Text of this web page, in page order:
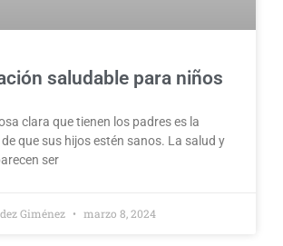
saludable para niños
clara que tienen los padres es la
que sus hijos estén sanos. La salud y
ser
Giménez marzo 8, 2024